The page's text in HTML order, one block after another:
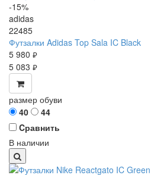
-15%
adidas
22485
Футзалки Adidas Top Sala IC Black
5 980 руб.
5 083 руб.
размер обуви
40
44
Cравнить
В наличии